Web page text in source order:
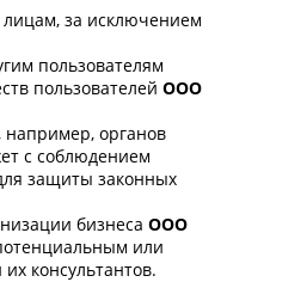
лицам, за исключением
пользователям
пользователей ООО
например, органов
с соблюдением
защиты законных
бизнеса ООО
или
консультантов.